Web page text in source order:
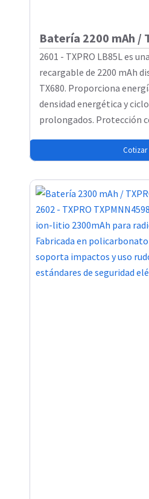
Batería 2200 mAh /
2601 - TXPRO LB85L es
recargable de 2200 mAh
TX680. Proporciona
densidad energética y
prolongados. Protección
Cotizar